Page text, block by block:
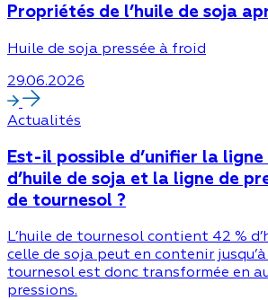
Propriétés de l’huile de soja
Huile de soja pressée à froid
29.06.2026
Actualités
Est-il possible d’unifier la ligne
d’huile de soja et la ligne de
de tournesol ?
L’huile de tournesol contient 42 %
celle de soja peut en contenir jusqu’à
tournesol est donc transformée en
pressions.